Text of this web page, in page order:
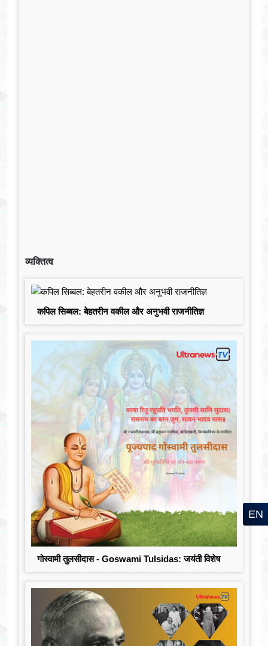
व्यक्तित्व
कपिल सिब्बल: बेहतरीन वकील और अनुभवी राजनीतिज्ञ
गोस्वामी तुलसीदास - Goswami Tulsidas: जयंती विशेष
EN